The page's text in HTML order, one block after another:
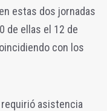
estas dos jornadas
de ellas el 12 de
con los
asistencia